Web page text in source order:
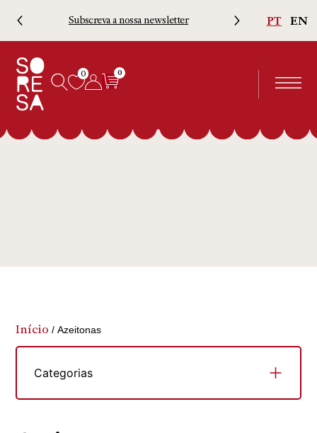
Subscreva a nossa newsletter PT EN
0 0
Início / Azeitonas
Categorias